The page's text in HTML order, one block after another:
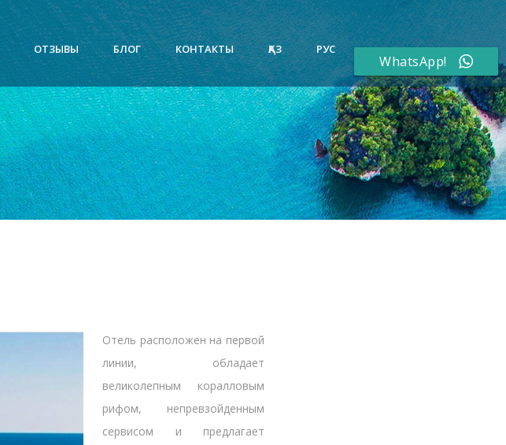
ОТЗЫВЫ БЛОГ КОНТАКТЫ ҚАЗ РУС
Отель расположен на первой
линии, обладает
великолепным коралловым
рифом, непревзойденным
сервисом и предлагает
WhatsApp!